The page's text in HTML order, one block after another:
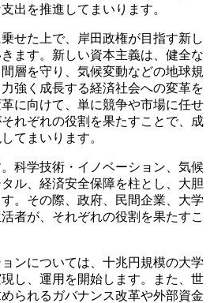
出を推進してまいります。
せた上で、岸田政権が目指す新し
ます。新しい資本主義は、健全な
層を守り、気候変動などの地球規
強く成長する経済社会への変革を
に向けて、単に競争や市場に任せ
れぞれの役割を果たすことで、成
てまいります。
科学技術・イノベーション、気候
ル、経済安全保障を柱とし、大胆
。その際、政府、民間企業、大学
者が、それぞれの役割を果たすこ
ンについては、十兆円規模の大学
し、運用を開始します。また、世
られるガバナンス改革や外部資金